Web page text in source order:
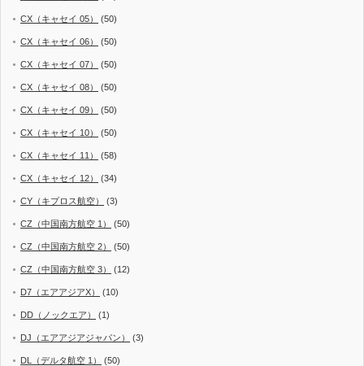
CX（キャセイ 05） (50)
CX（キャセイ 06） (50)
CX（キャセイ 07） (50)
CX（キャセイ 08） (50)
CX（キャセイ 09） (50)
CX（キャセイ 10） (50)
CX（キャセイ 11） (58)
CX（キャセイ 12） (34)
CY（キプロス航空） (3)
CZ（中国南方航空 1） (50)
CZ（中国南方航空 2） (50)
CZ（中国南方航空 3） (12)
D7（エアアジアX） (10)
DD（ノックエア） (1)
DJ（エアアジアジャパン） (3)
DL（デルタ航空 1） (50)